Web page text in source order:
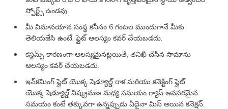
స్పోర్ట్స్ ఉండవు.
మీ విమానయాన సంస్థ కనీసం 6 గంటల ముందుగానే మీకు
తెలియజేసి ఉంటే, ఫ్లైట్ ఆలస్యం కవర్ చేయబడదు.
కస్టమ్స్ కారణంగా ఆలస్యమైనట్లయితే, తనిఖీ చేసిన సామాను
ఆలస్యం కవర్ చేయబడదు.
ఇన్‌కమింగ్ ఫ్లైట్ యొక్క షెడ్యూల్డ్ రాక మరియు కనెక్టింగ్ ఫ్లైట్
యొక్క షెడ్యూల్డ్ నిష్క్రమణ మధ్య సమయం గ్యాప్ అవసరమైన
సమయం కంటే తక్కువగా ఉన్నప్పుడు ఏదైనా మిస్ అయిన కనెక్షన్.